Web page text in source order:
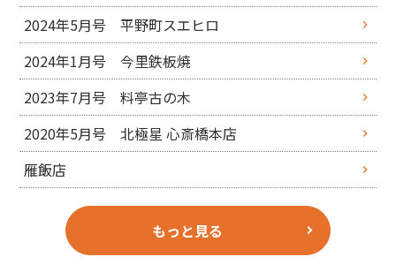
2024年5月号 平野町スエヒロ
2024年1月号 今里鉄板焼
2023年7月号 料亭古の木
2020年5月号 北極星 心斎橋本店
雁飯店
もっと見る